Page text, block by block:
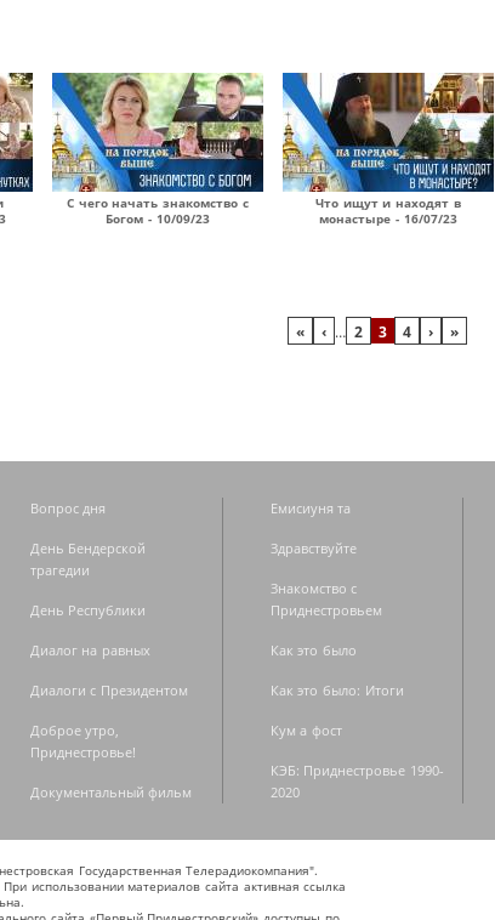
С чего начать знакомство с
Богом - 10/09/23
Что ищут и находят в
монастыре - 16/07/23
« ‹ … 2 3 4 › »
Вопрос дня
День Бендерской
трагедии
День Республики
Диалог на равных
Диалоги с Президентом
Доброе утро,
Приднестровье!
Документальный фильм
Емисиуня та
Здравствуйте
Знакомство с
Приднестровьем
Как это было
Как это было: Итоги
Кум а фост
КЭБ: Приднестровье 1990-
2020
Государственная Телерадиокомпания".
использовании материалов сайта активная ссылка